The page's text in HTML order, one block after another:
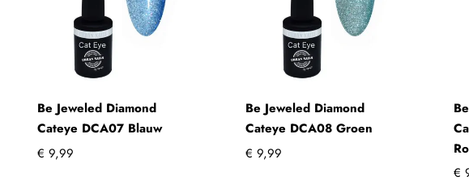
Be Jeweled Diamond
Cateye DCA07 Blauw
€ 9,99
Be Jeweled Diamond
Cateye DCA08 Groen
€ 9,99
€